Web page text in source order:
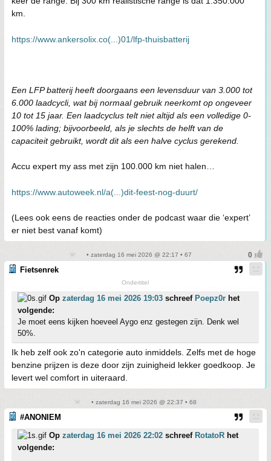
km.
https://www.ankersolix.co(...)01/lfp-thuisbatterij
Een LFP batterij heeft doorgaans een levensduur van 3.000 tot
6.000 laadcycli, wat bij normaal gebruik neerkomt op ongeveer
10 tot 15 jaar. Een laadcyclus telt niet altijd als een volledige 0-
100% lading; bijvoorbeeld, als je slechts de helft van de
capaciteit gebruikt, wordt dit als een halve cyclus gerekend.
Accu expert my ass met zijn 100.000 km niet halen…
https://www.autoweek.nl/a(...)dit-feest-nog-duurt/
(Lees ook eens de reacties onder de podcast waar die ‘expert’
er niet best vanaf komt)
• zaterdag 16 mei 2026 @ 22:17 • 67
Fietsenrek
Ondertitel
Op zaterdag 16 mei 2026 19:03 schreef Poepz0r het
volgende:
Je moet eens kijken hoeveel Aygo enz gestegen zijn. Denk wel
50%.
Ik heb zelf ook zo'n categorie auto inmiddels. Zelfs met de hoge
benzine prijzen is deze door zijn zuinigheid lekker goedkoop. Je
levert wel comfort in uiteraard.
• zaterdag 16 mei 2026 @ 22:37 • 68
#ANONIEM
Op zaterdag 16 mei 2026 22:02 schreef RotatoR het
volgende: